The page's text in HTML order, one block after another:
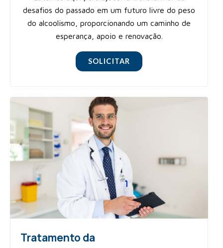
desafios do passado em um futuro livre do peso
do alcoolismo, proporcionando um caminho de
esperança, apoio e renovação.
SOLICITAR
Tratamento da